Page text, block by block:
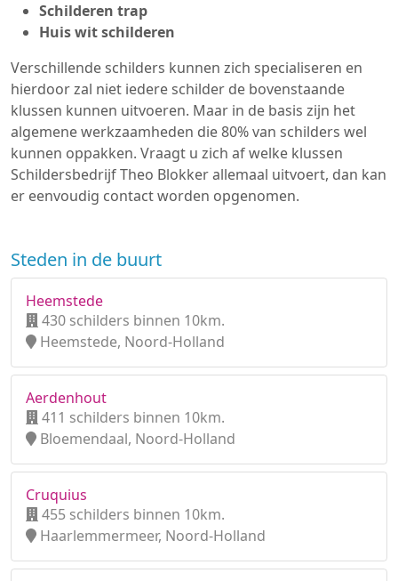
Schilderen trap
Huis wit schilderen
Verschillende schilders kunnen zich specialiseren en
hierdoor zal niet iedere schilder de bovenstaande
klussen kunnen uitvoeren. Maar in de basis zijn het
algemene werkzaamheden die 80% van schilders wel
kunnen oppakken. Vraagt u zich af welke klussen
Schildersbedrijf Theo Blokker allemaal uitvoert, dan kan
er eenvoudig contact worden opgenomen.
Steden in de buurt
Heemstede
430 schilders binnen 10km.
Heemstede, Noord-Holland
Aerdenhout
411 schilders binnen 10km.
Bloemendaal, Noord-Holland
Cruquius
455 schilders binnen 10km.
Haarlemmermeer, Noord-Holland